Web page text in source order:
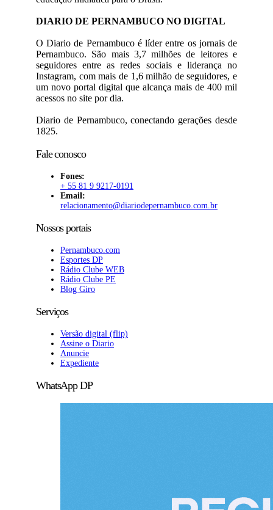
DIARIO DE PERNAMBUCO NO DIGITAL
O Diario de Pernambuco é líder entre os jornais de
Pernambuco. São mais 3,7 milhões de leitores e
seguidores entre as redes sociais e liderança no
Instagram, com mais de 1,6 milhão de seguidores, e
um novo portal digital que alcança mais de 400 mil
acessos no site por dia.
Diario de Pernambuco, conectando gerações desde
1825.
Fale conosco
Fones:
+ 55 81 9 9217-0191
Email:
relacionamento@diariodepernambuco.com.br
Nossos portais
Pernambuco.com
Esportes DP
Rádio Clube WEB
Rádio Clube PE
Blog Giro
Serviços
Versão digital (flip)
Assine o Diario
Anuncie
Expediente
WhatsApp DP